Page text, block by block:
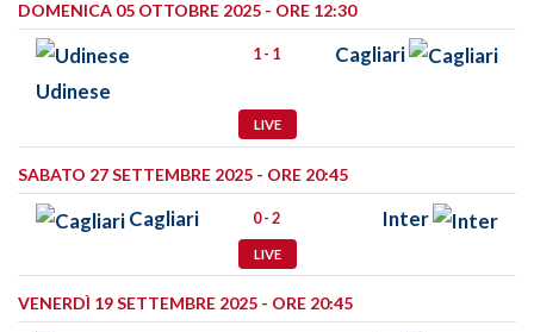
DOMENICA 05 OTTOBRE 2025 - ORE 12:30
Udinese
1 - 1 Cagliari
LIVE
SABATO 27 SETTEMBRE 2025 - ORE 20:45
Cagliari 0 - 2 Inter
LIVE
VENERDÌ 19 SETTEMBRE 2025 - ORE 20:45